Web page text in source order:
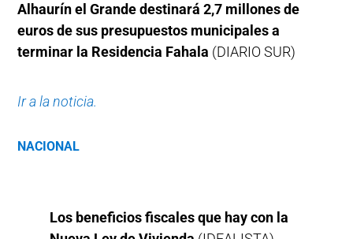
Alhaurín el Grande destinará 2,7 millones de
euros de sus presupuestos municipales a
terminar la Residencia Fahala (DIARIO SUR)
Ir a la noticia.
NACIONAL
Los beneficios fiscales que hay con la